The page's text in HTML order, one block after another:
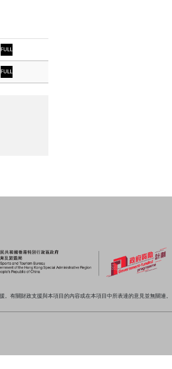
有關財政支援與本項目的內容或在本項目中所表達的意見並無關連。